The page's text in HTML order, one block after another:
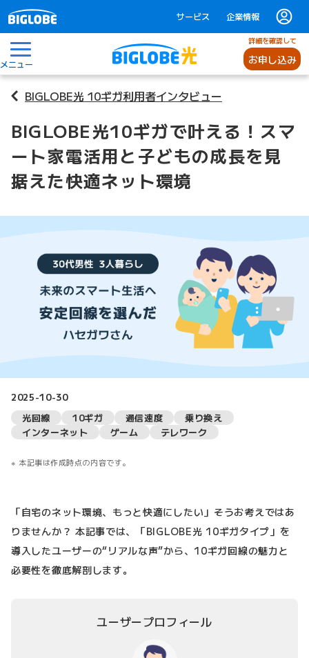
サービス 企業情報
メニュー
詳細を確認して
お申し込み
BIGLOBE光 10ギガ利用者インタビュー
BIGLOBE光10ギガで叶える！スマ
ート家電活用と子どもの成長を見
据えた快適ネット環境
2025-10-30
光回線
10ギガ 通信速度
乗り換え
インターネット
ゲーム テレワーク
本記事は作成時点の内容です。
「自宅のネット環境、もっと快適にしたい」そうお考えではあ
りませんか？ 本記事では、「BIGLOBE光 10ギガタイプ」を
導入したユーザーの“リアルな声”から、10ギガ回線の魅力と
必要性を徹底解剖します。
ユーザープロフィール